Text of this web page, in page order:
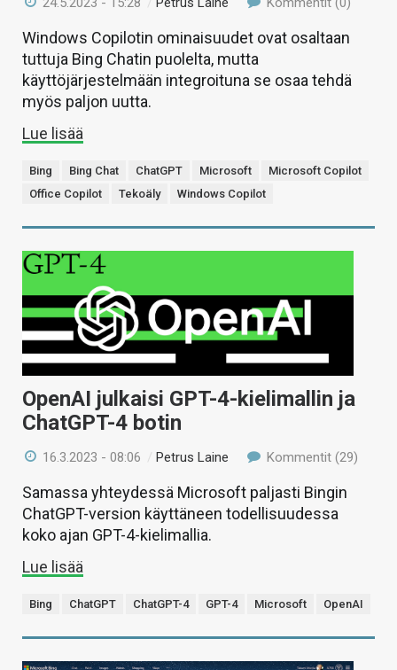
Windows Copilotin ominaisuudet ovat osaltaan
tuttuja Bing Chatin puolelta, mutta
käyttöjärjestelmään integroituna se osaa tehdä
myös paljon uutta.
Lue lisää
Bing Bing Chat ChatGPT Microsoft
Microsoft Copilot
Office Copilot
Tekoäly Windows Copilot
OpenAI julkaisi GPT-4-kielimallin ja
ChatGPT-4 botin
16.3.2023 - 08:06 /Petrus Laine Kommentit (29)
Samassa yhteydessä Microsoft paljasti Bingin
ChatGPT-version käyttäneen todellisuudessa
koko ajan GPT-4-kielimallia.
Lue lisää
Bing ChatGPT ChatGPT-4 GPT-4 Microsoft OpenAI